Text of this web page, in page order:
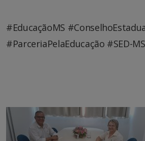
#EducaçãoMS
#ParceriaPelaEducação #SED-